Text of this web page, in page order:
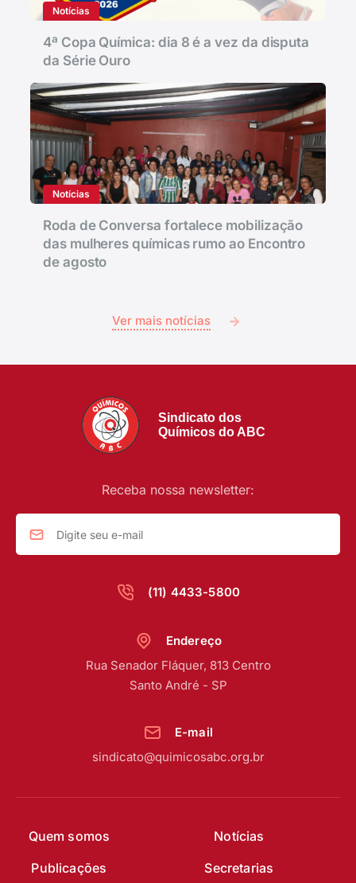
Notícias
4ª Copa Química: dia 8 é a vez da disputa
da Série Ouro
Notícias
Roda de Conversa fortalece mobilização
das mulheres químicas rumo ao Encontro
de agosto
Ver mais notícias
Sindicato dos
Químicos do ABC
(11) 4433-5800
Receba nossa newsletter:
Quem somos
Notícias
Publicações
Secretarias
Endereço
Rua Senador Fláquer, 813 Centro
Santo André - SP
E-mail
sindicato@quimicosabc.org.br